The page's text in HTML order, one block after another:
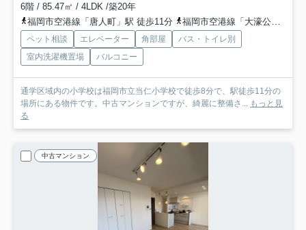
6階 / 85.47㎡ / 4LDK /築20年
福岡市空港線「唐人町」駅 徒歩11分
福岡市空港線「大濠公園」駅 徒歩18分
ペット相談 エレベーター 角部屋
バス・トイレ別
室内洗濯機置場
バルコニー
通学区域内の小学校は福岡市立当仁小学校で徒歩8分で、駅徒歩11分の
場所にある物件です。中古マンションですが、綺麗に整備さ...
もっと見
る
中古マンション